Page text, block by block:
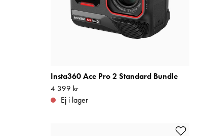
Insta360 Ace Pro 2 Standard Bundle
Pris:4 399 kr
4 399 kr
Ej i lager